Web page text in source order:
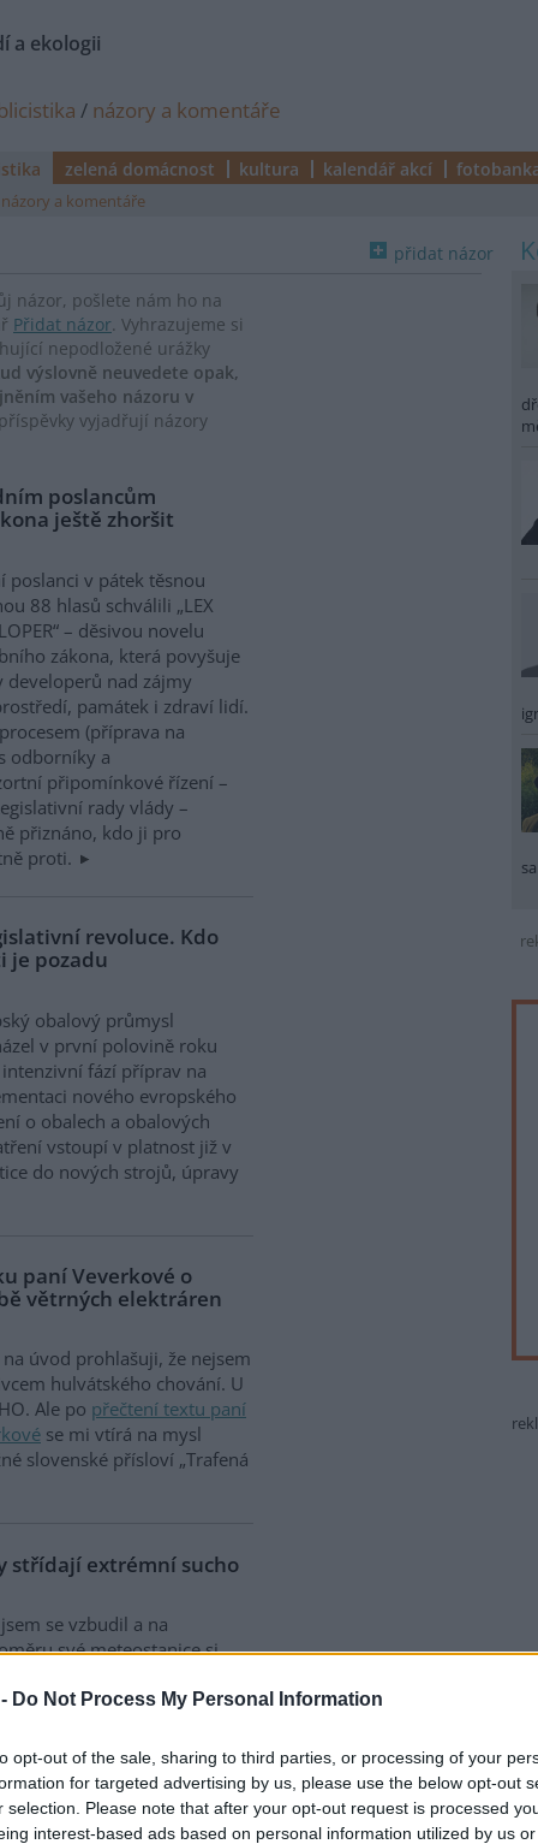
Do Not Process My Personal Information
opt-out of the sale, sharing to third parties, or processing of your
for targeted advertising by us, please use the below opt-out
selection. Please note that after your opt-out request is processed
interest-based ads based on personal information utilized by us
a ekologii
/ názory a komentáře
zelená domácnost kultura kalendář akcí
názory a komentáře
přidat názor
názor, pošlete nám ho na
Přidat názor. Vyhrazujeme si
nepodložené urážky
výslovně neuvedete opak,
vašeho názoru v
vyjadřují názory
poslancům
ještě zhoršit
poslanci v pátek těsnou
88 hlasů schválili „LEX
– děsivou novelu
zákona, která povyšuje
developerů nad zájmy
památek i zdraví lidí.
(příprava na
odborníky a
připomínkové řízení –
rady vlády –
přiznáno, kdo ji pro
proti.
revoluce. Kdo
je pozadu
obalový průmysl
v první polovině roku
fází příprav na
nového evropského
o obalech a obalových
vstoupí v platnost již v
do nových strojů, úpravy
paní Veverkové o
větrných elektráren
na úvod prohlašuji, že nejsem
hulvátského chování. U
Ale po přečtení textu paní
se mi vtírá na mysl
slovenské přísloví „Trafená
střídají extrémní sucho
se vzbudil a na
své meteostanice si
doma nemám kalibrovanou
jsem příteli
jsem mrknul se na údaje z
ústavu. Obě autority to
uvádí 56,2 mm.